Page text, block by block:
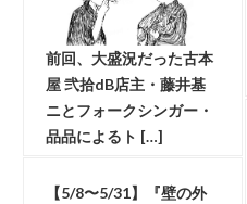
前回、大盛況だった古本
屋 弐拾dB店主・藤井基
ニとフォークシンガー・
品品によるト […]
【5/8〜5/31】『壁の外